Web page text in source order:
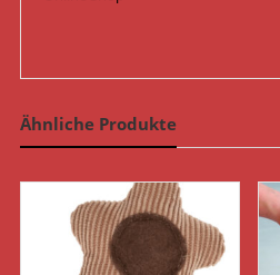
Ähnliche Produkte